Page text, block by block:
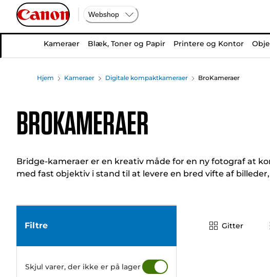
Webshop
Kameraer Blæk, Toner og Papir Printere og Kontor
Hjem Kameraer Digitale kompaktkameraer BroKameraer
BroKameraer
Bridge-kameraer er en kreativ måde for en ny fotograf at
med fast objektiv i stand til at levere en bred vifte af
Filtre
Skjul varer, der ikke er på lager
Gitter